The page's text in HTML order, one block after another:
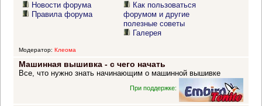
Новости форума
Правила форума
Как пользоваться
форумом и другие
полезные советы
Галерея
Модератор: Клеома
Машинная вышивка - с чего начать
Все, что нужно знать начинающим о машинной вышивке
При поддержке: